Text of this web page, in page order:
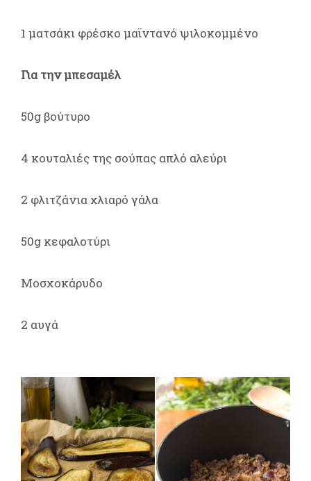
1 ματσάκι φρέσκο μαϊντανό ψιλοκομμένο
Για την μπεσαμέλ
50g βούτυρο
4 κουταλιές της σούπας απλό αλεύρι
2 φλιτζάνια χλιαρό γάλα
50g κεφαλοτύρι
Μοσχοκάρυδο
2 αυγά